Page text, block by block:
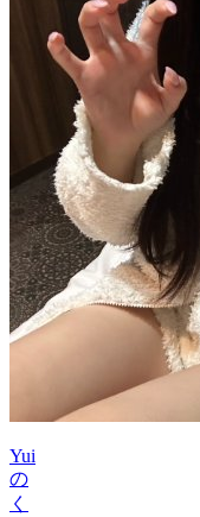
Yui
の
く